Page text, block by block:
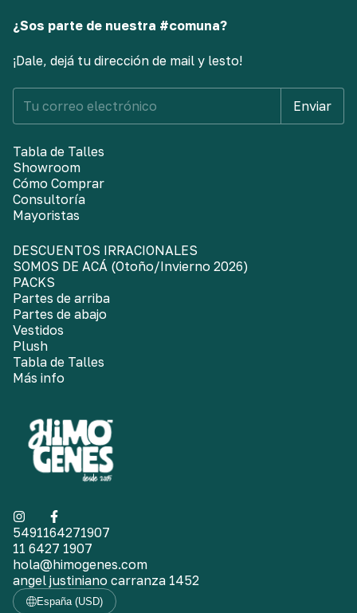
¿Sos parte de nuestra #comuna?
¡Dale, dejá tu dirección de mail y lesto!
Tabla de Talles
Showroom
Cómo Comprar
Consultoría
Mayoristas
DESCUENTOS IRRACIONALES
SOMOS DE ACÁ (Otoño/Invierno 2026)
PACKS
Partes de arriba
Partes de abajo
Vestidos
Plush
Tabla de Talles
Más info
5491164271907
11 6427 1907
hola@himogenes.com
angel justiniano carranza 1452
España (USD)